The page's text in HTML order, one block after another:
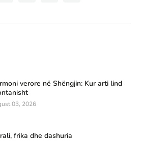
verore në Shëngjin: Kur arti lind
03, 2026
frika dhe dashuria